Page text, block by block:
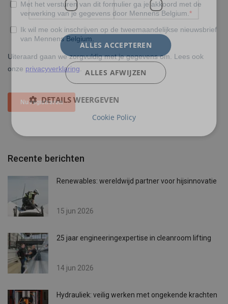
Recente berichten
Renewables: wereldwijd partner voor hijsinnovatie
15 jun 2026
25 jaar engineeringexpertise in cleanroom lifting
14 jun 2026
Hydrauliek: veilig werken met ongekende krachten
ALLES ACCEPTEREN
ALLES AFWIJZEN
DETAILS WEERGEVEN
Cookie Policy